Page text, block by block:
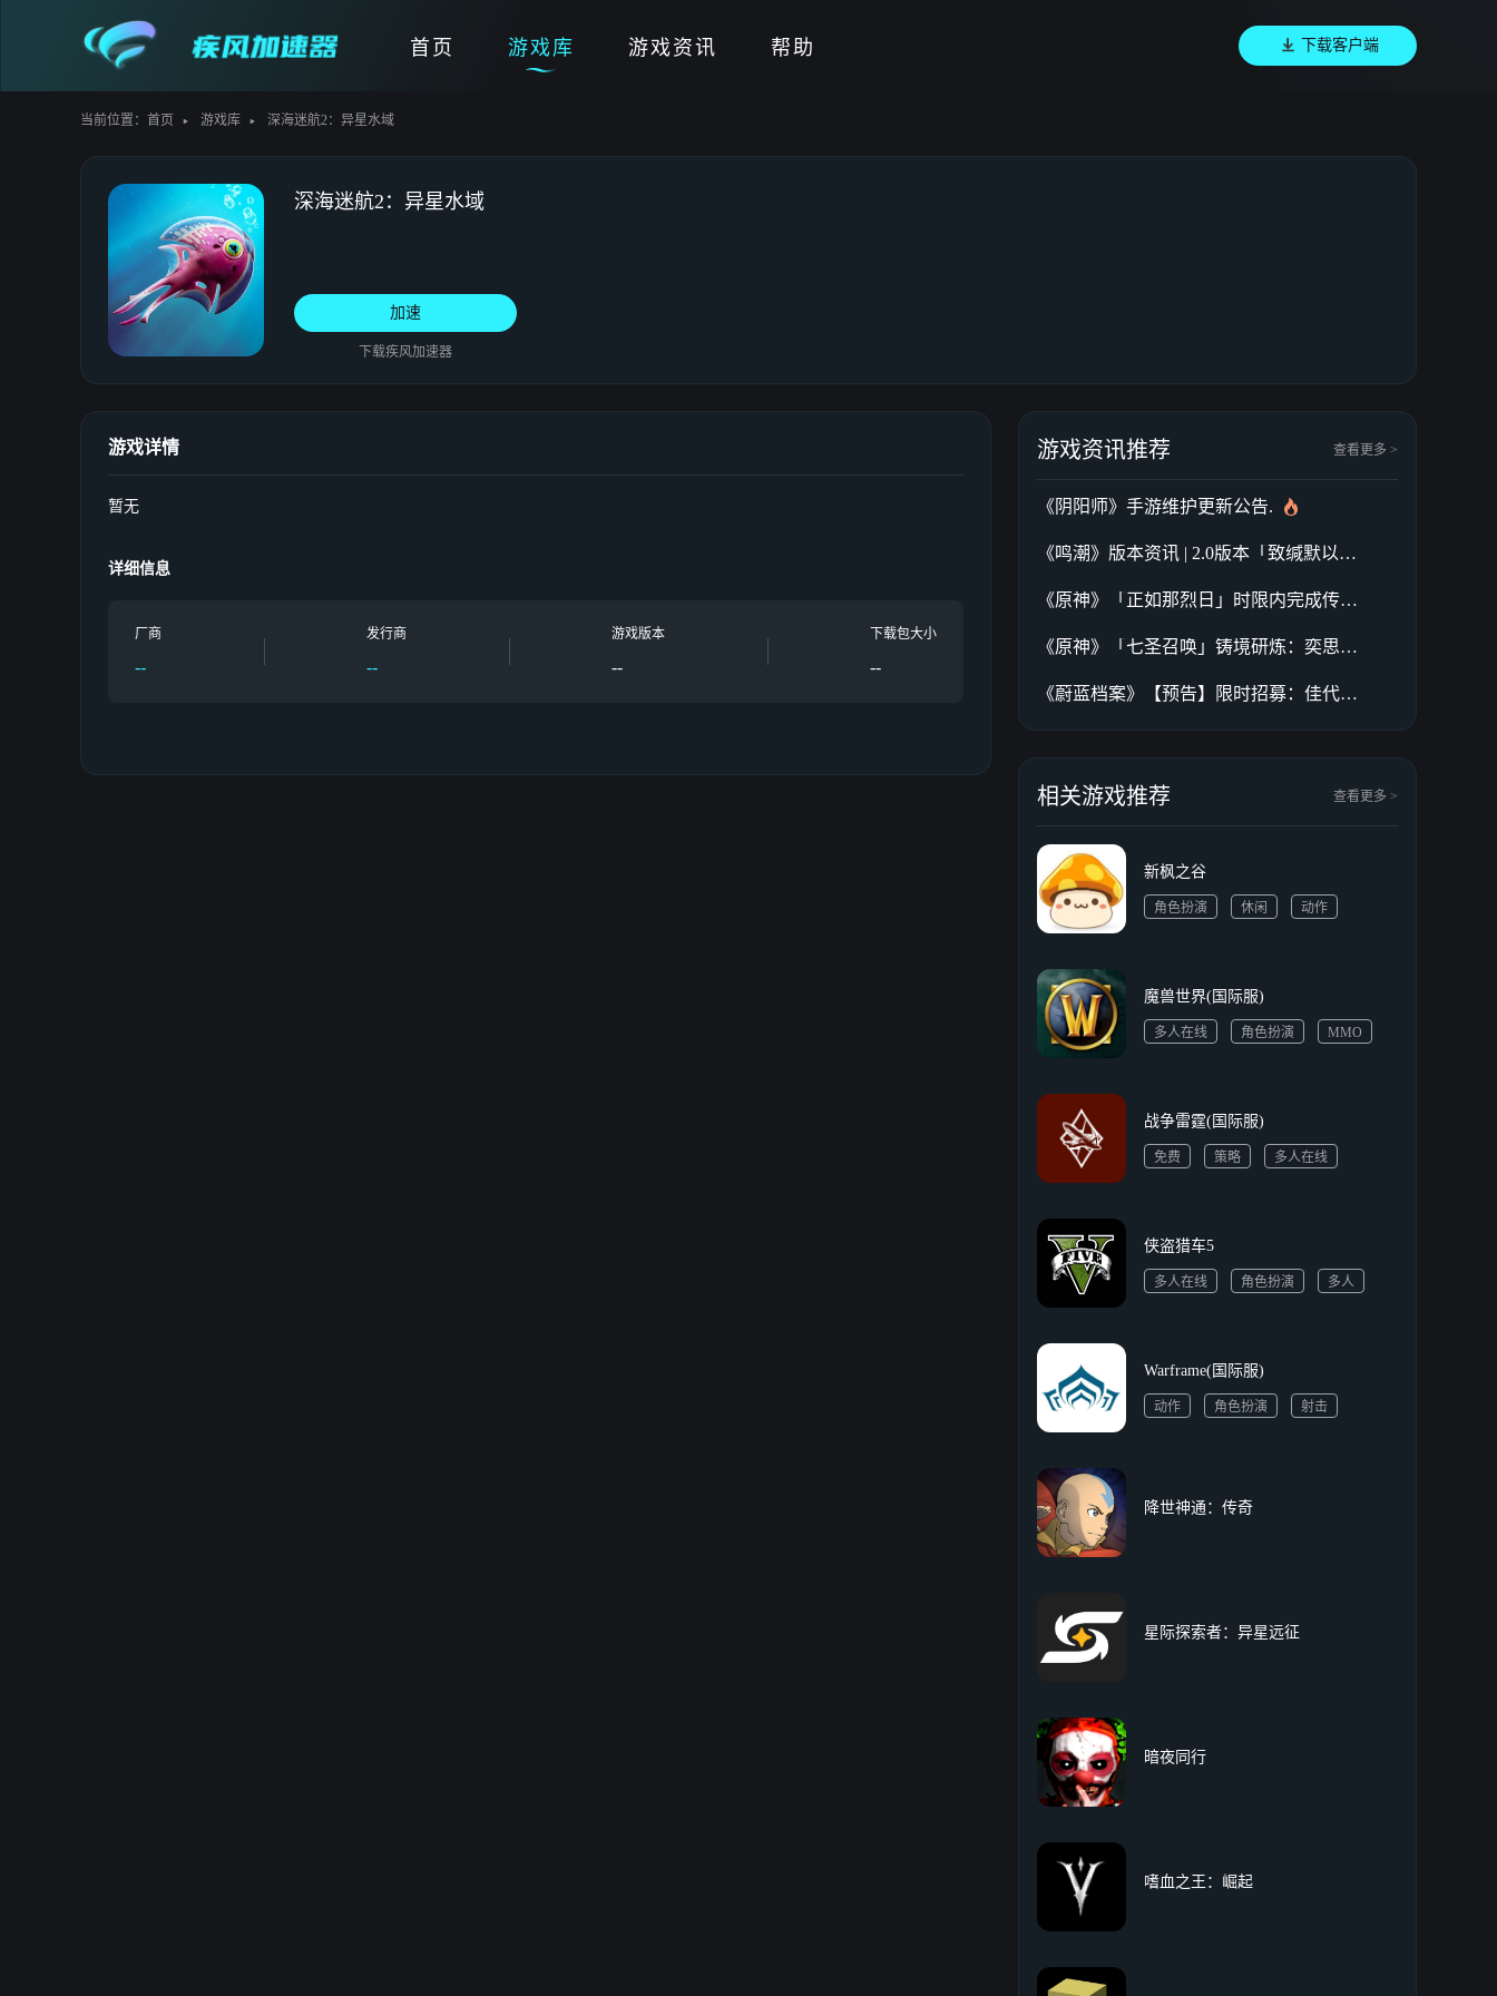
首页 游戏库 游戏资讯 帮助 下载客户端
当前位置： 首页 游戏库 深海迷航2：异星水域
深海迷航2：异星水域
加速
下载疾风加速器
游戏详情
暂无
详细信息
厂商
--
发行商
--
游戏版本
--
下载包大小
--
游戏资讯推荐 查看更多 >
《阴阳师》手游维护更新公告.
《鸣潮》版本资讯 | 2.0版本「致缄默以欢歌」2025年1月2日即将更新
《原神》「正如那烈日」时限内完成传说任务，可额外获得原石、角色突破素材等奖励
《原神》「七圣召唤」铸境研炼：奕思巧战
《蔚蓝档案》【预告】限时招募：佳代子（新年）
相关游戏推荐 查看更多 >
新枫之谷
角色扮演 休闲 动作
魔兽世界(国际服)
多人在线 角色扮演 MMO
战争雷霆(国际服)
免费 策略 多人在线
侠盗猎车5
多人在线 角色扮演 多人
Warframe(国际服)
动作 角色扮演 射击
降世神通：传奇
星际探索者：异星远征
暗夜同行
嗜血之王：崛起